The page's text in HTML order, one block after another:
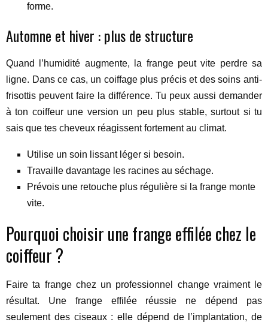
forme.
Automne et hiver : plus de structure
Quand l’humidité augmente, la frange peut vite perdre sa
ligne. Dans ce cas, un coiffage plus précis et des soins anti-
frisottis peuvent faire la différence. Tu peux aussi demander
à ton coiffeur une version un peu plus stable, surtout si tu
sais que tes cheveux réagissent fortement au climat.
Utilise un soin lissant léger si besoin.
Travaille davantage les racines au séchage.
Prévois une retouche plus régulière si la frange monte
vite.
Pourquoi choisir une frange effilée chez le
coiffeur ?
Faire ta frange chez un professionnel change vraiment le
résultat. Une frange effilée réussie ne dépend pas
seulement des ciseaux : elle dépend de l’implantation, de